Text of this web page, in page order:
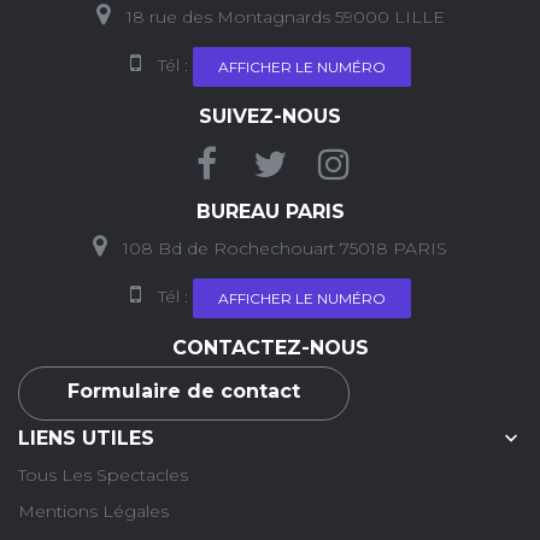
18 rue des Montagnards 59000 LILLE
Tél : AFFICHER LE NUMÉRO
SUIVEZ-NOUS
BUREAU PARIS
108 Bd de Rochechouart 75018 PARIS
Tél : AFFICHER LE NUMÉRO
CONTACTEZ-NOUS
Formulaire de contact
LIENS UTILES 
Tous Les Spectacles
Mentions Légales